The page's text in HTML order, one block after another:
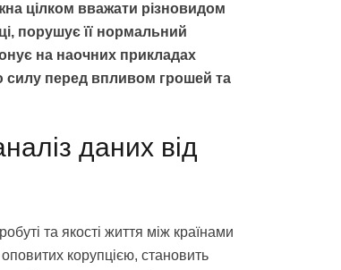
цілком вважати різновидом
порушує її нормальний
на наочних прикладах
силу перед впливом грошей та
даних від
та якості життя між країнами
корупцією, становить